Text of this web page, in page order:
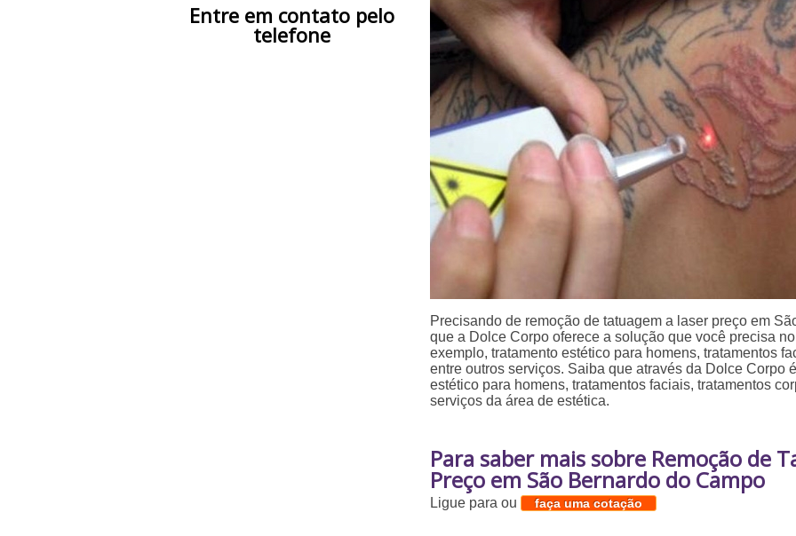
Entre em contato pelo
telefone
Precisando de remoção de tatuagem a laser preço em
que a Dolce Corpo oferece a solução que você precisa
exemplo, tratamento estético para homens, tratamentos
entre outros serviços. Saiba que através da Dolce Corpo
estético para homens, tratamentos faciais, tratamentos
serviços da área de estética.
Para saber mais sobre Remoção de
Preço em São Bernardo do Campo
Ligue paraou faça uma cotação